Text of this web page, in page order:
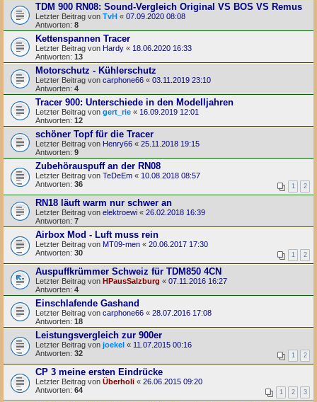
TDM 900 RN08: Sound-Vergleich Original VS BOS VS Remus
Letzter Beitrag von TvH « 07.09.2020 08:08
Antworten: 8
Kettenspannen Tracer
Letzter Beitrag von Hardy « 18.06.2020 16:33
Antworten: 13
Motorschutz - Kühlerschutz
Letzter Beitrag von carphone66 « 03.11.2019 23:10
Antworten: 4
Tracer 900: Unterschiede in den Modelljahren
Letzter Beitrag von gert_rie « 16.09.2019 12:01
Antworten: 12
schöner Topf für die Tracer
Letzter Beitrag von Henry66 « 25.11.2018 19:15
Antworten: 9
Zubehörauspuff an der RN08
Letzter Beitrag von TeDeEm « 10.08.2018 08:57
Antworten: 36 1 2
RN18 läuft warm nur schwer an
Letzter Beitrag von elektroewi « 26.02.2018 16:39
Antworten: 7
Airbox Mod - Luft muss rein
Letzter Beitrag von MT09-men « 20.06.2017 17:30
Antworten: 30 1 2
Auspuffkrümmer Schweiz für TDM850 4CN
Letzter Beitrag von HPausSalzburg « 07.11.2016 16:27
Antworten: 4
Einschlafende Gashand
Letzter Beitrag von carphone66 « 28.07.2016 17:08
Antworten: 18
Leistungsvergleich zur 900er
Letzter Beitrag von joekel « 11.07.2015 00:16
Antworten: 32 1 2
CP 3 meine ersten Eindrücke
Letzter Beitrag von Überholi « 26.06.2015 09:20
Antworten: 64 1 2 3